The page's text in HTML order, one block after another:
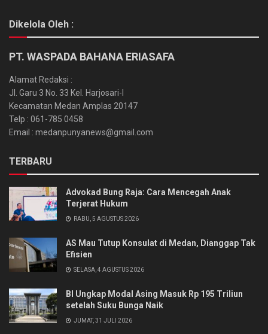
Dikelola Oleh :
PT. WASPADA BAHANA ERIASAFA
Alamat Redaksi :
Jl. Garu 3 No. 33 Kel. Harjosari-I
Kecamatan Medan Amplas 20147
Telp : 061-785 0458
Email : medanpunyanews@gmail.com
TERBARU
Advokad Bung Raja: Cara Mencegah Anak
Terjerat Hukum
RABU, 5 AGUSTUS 2026
AS Mau Tutup Konsulat di Medan, Dianggap Tak
Efisien
SELASA, 4 AGUSTUS 2026
BI Ungkap Modal Asing Masuk Rp 195 Triliun
setelah Suku Bunga Naik
JUMAT, 31 JULI 2026